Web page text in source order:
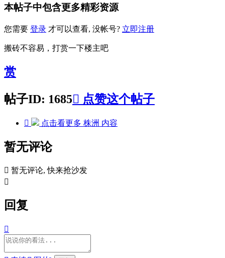
本帖子中包含更多精彩资源
您需要 登录 才可以查看, 没帐号? 立即注册
搬砖不容易，打赏一下楼主吧
赏
帖子ID: 1685 点赞这个帖子
 点击看更多 株洲 内容
暂无评论
 暂无评论, 快来抢沙发

回复
